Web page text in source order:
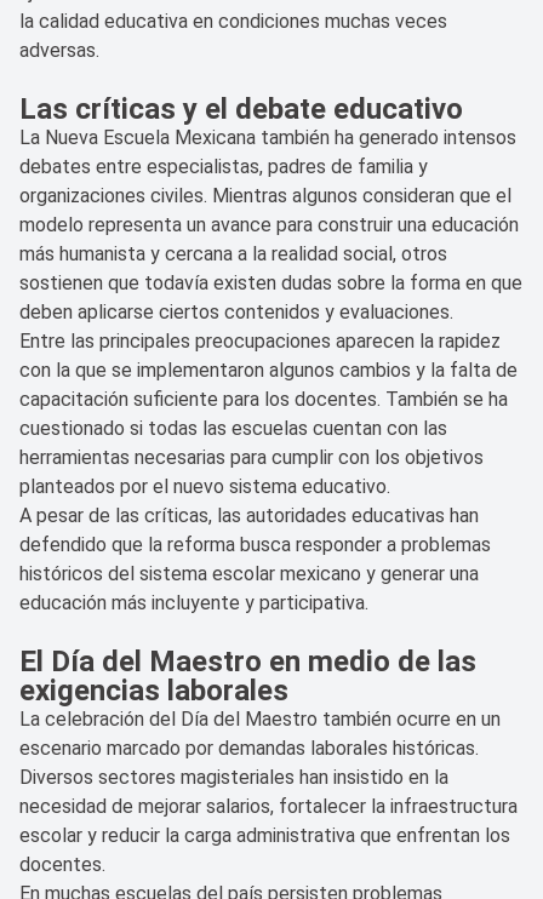
la calidad educativa en condiciones muchas veces
adversas.
Las críticas y el debate educativo
La Nueva Escuela Mexicana también ha generado intensos
debates entre especialistas, padres de familia y
organizaciones civiles. Mientras algunos consideran que el
modelo representa un avance para construir una educación
más humanista y cercana a la realidad social, otros
sostienen que todavía existen dudas sobre la forma en que
deben aplicarse ciertos contenidos y evaluaciones.
Entre las principales preocupaciones aparecen la rapidez
con la que se implementaron algunos cambios y la falta de
capacitación suficiente para los docentes. También se ha
cuestionado si todas las escuelas cuentan con las
herramientas necesarias para cumplir con los objetivos
planteados por el nuevo sistema educativo.
A pesar de las críticas, las autoridades educativas han
defendido que la reforma busca responder a problemas
históricos del sistema escolar mexicano y generar una
educación más incluyente y participativa.
El Día del Maestro en medio de las
exigencias laborales
La celebración del Día del Maestro también ocurre en un
escenario marcado por demandas laborales históricas.
Diversos sectores magisteriales han insistido en la
necesidad de mejorar salarios, fortalecer la infraestructura
escolar y reducir la carga administrativa que enfrentan los
docentes.
En muchas escuelas del país persisten problemas